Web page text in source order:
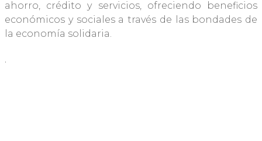
ahorro, crédito y servicios, ofreciendo beneficios
económicos y sociales a través de las bondades de
la economía solidaria.
.